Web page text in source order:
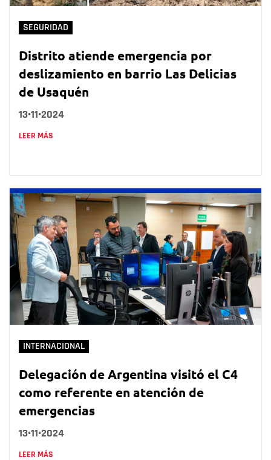
SEGURIDAD
Distrito atiende emergencia por
deslizamiento en barrio Las Delicias
de Usaquén
13•11•2024
LEER MÁS
INTERNACIONAL
Delegación de Argentina visitó el C4
como referente en atención de
emergencias
13•11•2024
LEER MÁS